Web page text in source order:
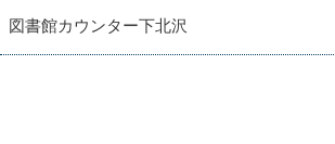
図書館カウンター下北沢